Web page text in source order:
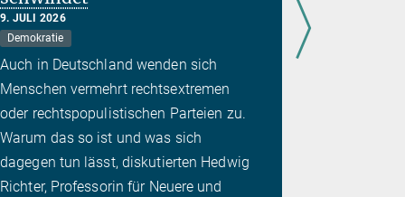
9. JULI 2026
Demokratie
Auch in Deutschland wenden sich
Menschen vermehrt rechtsextremen
oder rechtspopulistischen Parteien zu.
Warum das so ist und was sich
dagegen tun lässt, diskutierten Hedwig
Richter, Professorin für Neuere und